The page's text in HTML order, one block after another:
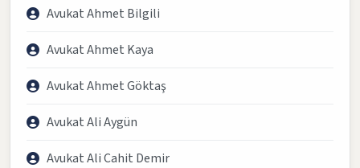
Avukat Ahmet Bilgili
Avukat Ahmet Kaya
Avukat Ahmet Göktaş
Avukat Ali Aygün
Avukat Ali Cahit Demir